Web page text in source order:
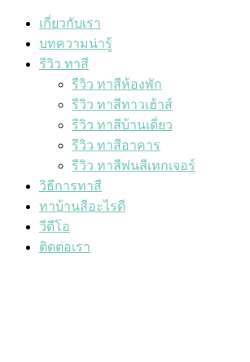
เกี่ยวกับเรา
บทความน่ารู้
รีวิว ทาสี
รีวิว ทาสีห้องพัก
รีวิว ทาสีทาวเฮ้าส์
รีวิว ทาสีบ้านเดี่ยว
รีวิว ทาสีอาคาร
รีวิว ทาสีพ่นสีเทกเจอร์
วิธีการทาสี
ทาบ้านสีอะไรดี
วีดีโอ
ติดต่อเรา